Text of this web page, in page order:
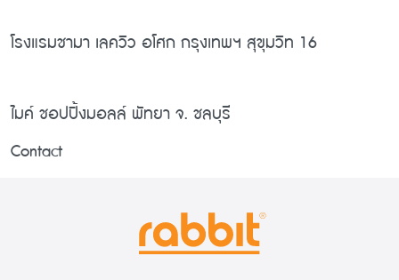
โรงแรมชามา เลควิว อโศก กรุงเทพฯ สุขุมวิท 16
ไมค์ ชอปปิ้งมอลล์ พัทยา จ. ชลบุรี
Contact